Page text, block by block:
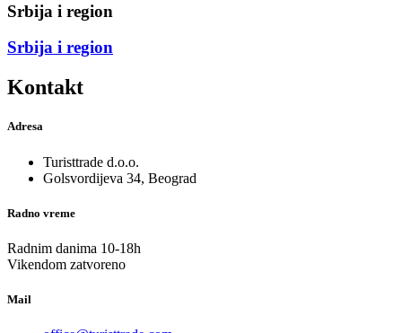
Srbija i region
Srbija i region
Kontakt
Adresa
Turisttrade d.o.o.
Golsvordijeva 34, Beograd
Radno vreme
Radnim danima 10-18h
Vikendom zatvoreno
Mail